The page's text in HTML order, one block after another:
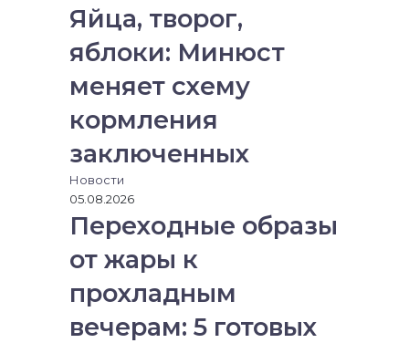
Яйца, творог,
яблоки: Минюст
меняет схему
кормления
заключенных
Новости
05.08.2026
Переходные образы
от жары к
прохладным
вечерам: 5 готовых